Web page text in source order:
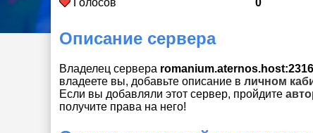
Голосов
0
Описание сервера
Владелец сервера
владеете вы, добавьте описание в личном
Если вы добавляли этот сервер, пройдите
получите права на него!